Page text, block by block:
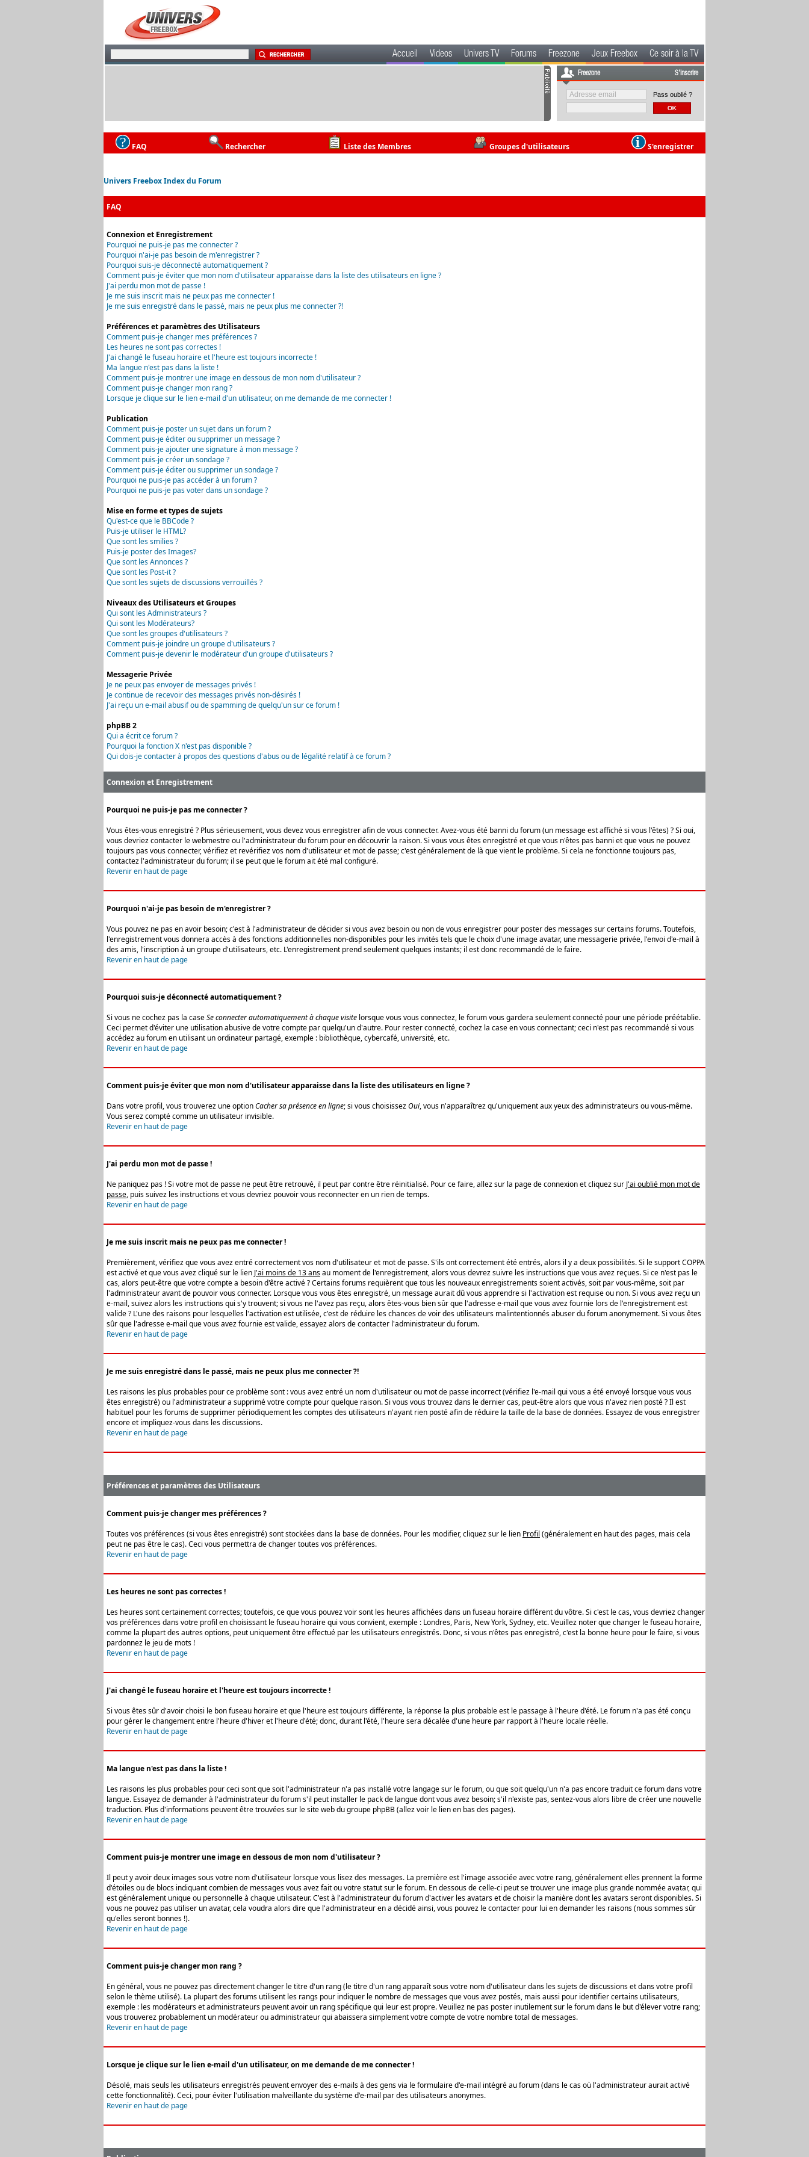
Accueil Videos Univers TV Forums Freezone Jeux Freebox Ce soir à la TV
Freezone S'inscrire
Pass oublié ?
FAQ Rechercher Liste des Membres Groupes d'utilisateurs S'enregistrer
Univers Freebox Index du Forum
FAQ
Connexion et Enregistrement
Pourquoi ne puis-je pas me connecter ?
Pourquoi n'ai-je pas besoin de m'enregistrer ?
Pourquoi suis-je déconnecté automatiquement ?
Comment puis-je éviter que mon nom d'utilisateur apparaisse dans la liste des utilisateurs en ligne ?
J'ai perdu mon mot de passe !
Je me suis inscrit mais ne peux pas me connecter !
Je me suis enregistré dans le passé, mais ne peux plus me connecter ?!
Préférences et paramètres des Utilisateurs
Comment puis-je changer mes préférences ?
Les heures ne sont pas correctes !
J'ai changé le fuseau horaire et l'heure est toujours incorrecte !
Ma langue n'est pas dans la liste !
Comment puis-je montrer une image en dessous de mon nom d'utilisateur ?
Comment puis-je changer mon rang ?
Lorsque je clique sur le lien e-mail d'un utilisateur, on me demande de me connecter !
Publication
Comment puis-je poster un sujet dans un forum ?
Comment puis-je éditer ou supprimer un message ?
Comment puis-je ajouter une signature à mon message ?
Comment puis-je créer un sondage ?
Comment puis-je éditer ou supprimer un sondage ?
Pourquoi ne puis-je pas accéder à un forum ?
Pourquoi ne puis-je pas voter dans un sondage ?
Mise en forme et types de sujets
Qu'est-ce que le BBCode ?
Puis-je utiliser le HTML?
Que sont les smilies ?
Puis-je poster des Images?
Que sont les Annonces ?
Que sont les Post-it ?
Que sont les sujets de discussions verrouillés ?
Niveaux des Utilisateurs et Groupes
Qui sont les Administrateurs ?
Qui sont les Modérateurs?
Que sont les groupes d'utilisateurs ?
Comment puis-je joindre un groupe d'utilisateurs ?
Comment puis-je devenir le modérateur d'un groupe d'utilisateurs ?
Messagerie Privée
Je ne peux pas envoyer de messages privés !
Je continue de recevoir des messages privés non-désirés !
J'ai reçu un e-mail abusif ou de spamming de quelqu'un sur ce forum !
phpBB 2
Qui a écrit ce forum ?
Pourquoi la fonction X n'est pas disponible ?
Qui dois-je contacter à propos des questions d'abus ou de légalité relatif à ce forum ?
Connexion et Enregistrement
Pourquoi ne puis-je pas me connecter ?
Vous êtes-vous enregistré ? Plus sérieusement, vous devez vous enregistrer afin de vous connecter. Avez-vous été banni du forum (un message est affiché si vous l'êtes) ? Si oui,
vous devriez contacter le webmestre ou l'administrateur du forum pour en découvrir la raison. Si vous vous êtes enregistré et que vous n'êtes pas banni et que vous ne pouvez
toujours pas vous connecter, vérifiez et revérifiez vos nom d'utilisateur et mot de passe; c'est généralement de là que vient le problème. Si cela ne fonctionne toujours pas,
contactez l'administrateur du forum; il se peut que le forum ait été mal configuré.
Revenir en haut de page
Pourquoi n'ai-je pas besoin de m'enregistrer ?
Vous pouvez ne pas en avoir besoin; c'est à l'administrateur de décider si vous avez besoin ou non de vous enregistrer pour poster des messages sur certains forums. Toutefois,
l'enregistrement vous donnera accès à des fonctions additionnelles non-disponibles pour les invités tels que le choix d'une image avatar, une messagerie privée, l'envoi d'e-mail à
des amis, l'inscription à un groupe d'utilisateurs, etc. L'enregistrement prend seulement quelques instants; il est donc recommandé de le faire.
Revenir en haut de page
Pourquoi suis-je déconnecté automatiquement ?
Si vous ne cochez pas la caseSe connecter automatiquement à chaque visite lorsque vous vous connectez, le forum vous gardera seulement connecté pour une période préétablie.
Ceci permet d'éviter une utilisation abusive de votre compte par quelqu'un d'autre. Pour rester connecté, cochez la case en vous connectant; ceci n'est pas recommandé si vous
accédez au forum en utilisant un ordinateur partagé, exemple : bibliothèque, cybercafé, université, etc.
Revenir en haut de page
Comment puis-je éviter que mon nom d'utilisateur apparaisse dans la liste des utilisateurs en ligne ?
Dans votre profil, vous trouverez une optionCacher sa présence en ligne; si vous choisissezOui, vous n'apparaîtrez qu'uniquement aux yeux des administrateurs ou vous-même.
Vous serez compté comme un utilisateur invisible.
Revenir en haut de page
J'ai perdu mon mot de passe !
Ne paniquez pas ! Si votre mot de passe ne peut être retrouvé, il peut par contre être réinitialisé. Pour ce faire, allez sur la page de connexion et cliquez sur J'ai oublié mon mot de
passe, puis suivez les instructions et vous devriez pouvoir vous reconnecter en un rien de temps.
Revenir en haut de page
Je me suis inscrit mais ne peux pas me connecter !
Premièrement, vérifiez que vous avez entré correctement vos nom d'utilisateur et mot de passe. S'ils ont correctement été entrés, alors il y a deux possibilités. Si le support COPPA
est activé et que vous avez cliqué sur le lien J'ai moins de 13 ansau moment de l'enregistrement, alors vous devrez suivre les instructions que vous avez reçues. Si ce n'est pas le
cas, alors peut-être que votre compte a besoin d'être activé ? Certains forums requièrent que tous les nouveaux enregistrements soient activés, soit par vous-même, soit par
l'administrateur avant de pouvoir vous connecter. Lorsque vous vous êtes enregistré, un message aurait dû vous apprendre si l'activation est requise ou non. Si vous avez reçu un
e-mail, suivez alors les instructions qui s'y trouvent; si vous ne l'avez pas reçu, alors êtes-vous bien sûr que l'adresse e-mail que vous avez fournie lors de l'enregistrement est
valide ? L'une des raisons pour lesquelles l'activation est utilisée, c'est de réduire les chances de voir des utilisateurs malintentionnés abuser du forum anonymement. Si vous êtes
sûr que l'adresse e-mail que vous avez fournie est valide, essayez alors de contacter l'administrateur du forum.
Revenir en haut de page
Je me suis enregistré dans le passé, mais ne peux plus me connecter ?!
Les raisons les plus probables pour ce problème sont : vous avez entré un nom d'utilisateur ou mot de passe incorrect (vérifiez l'e-mail qui vous a été envoyé lorsque vous vous
êtes enregistré) ou l'administrateur a supprimé votre compte pour quelque raison. Si vous vous trouvez dans le dernier cas, peut-être alors que vous n'avez rien posté ? Il est
habituel pour les forums de supprimer périodiquement les comptes des utilisateurs n'ayant rien posté afin de réduire la taille de la base de données. Essayez de vous enregistrer
encore et impliquez-vous dans les discussions.
Revenir en haut de page
Préférences et paramètres des Utilisateurs
Comment puis-je changer mes préférences ?
Toutes vos préférences (si vous êtes enregistré) sont stockées dans la base de données. Pour les modifier, cliquez sur le lien Profil (généralement en haut des pages, mais cela
peut ne pas être le cas). Ceci vous permettra de changer toutes vos préférences.
Revenir en haut de page
Les heures ne sont pas correctes !
Les heures sont certainement correctes; toutefois, ce que vous pouvez voir sont les heures affichées dans un fuseau horaire différent du vôtre. Si c'est le cas, vous devriez changer
vos préférences dans votre profil en choisissant le fuseau horaire qui vous convient, exemple : Londres, Paris, New York, Sydney, etc. Veuillez noter que changer le fuseau horaire,
comme la plupart des autres options, peut uniquement être effectué par les utilisateurs enregistrés. Donc, si vous n'êtes pas enregistré, c'est la bonne heure pour le faire, si vous
pardonnez le jeu de mots !
Revenir en haut de page
J'ai changé le fuseau horaire et l'heure est toujours incorrecte !
Si vous êtes sûr d'avoir choisi le bon fuseau horaire et que l'heure est toujours différente, la réponse la plus probable est le passage à l'heure d'été. Le forum n'a pas été conçu
pour gérer le changement entre l'heure d'hiver et l'heure d'été; donc, durant l'été, l'heure sera décalée d'une heure par rapport à l'heure locale réelle.
Revenir en haut de page
Ma langue n'est pas dans la liste !
Les raisons les plus probables pour ceci sont que soit l'administrateur n'a pas installé votre langage sur le forum, ou que soit quelqu'un n'a pas encore traduit ce forum dans votre
langue. Essayez de demander à l'administrateur du forum s'il peut installer le pack de langue dont vous avez besoin; s'il n'existe pas, sentez-vous alors libre de créer une nouvelle
traduction. Plus d'informations peuvent être trouvées sur le site web du groupe phpBB (allez voir le lien en bas des pages).
Revenir en haut de page
Comment puis-je montrer une image en dessous de mon nom d'utilisateur ?
Il peut y avoir deux images sous votre nom d'utilisateur lorsque vous lisez des messages. La première est l'image associée avec votre rang, généralement elles prennent la forme
d'étoiles ou de blocs indiquant combien de messages vous avez fait ou votre statut sur le forum. En dessous de celle-ci peut se trouver une image plus grande nommée avatar, qui
est généralement unique ou personnelle à chaque utilisateur. C'est à l'administrateur du forum d'activer les avatars et de choisir la manière dont les avatars seront disponibles. Si
vous ne pouvez pas utiliser un avatar, cela voudra alors dire que l'administrateur en a décidé ainsi, vous pouvez le contacter pour lui en demander les raisons (nous sommes sûr
qu'elles seront bonnes !).
Revenir en haut de page
Comment puis-je changer mon rang ?
En général, vous ne pouvez pas directement changer le titre d'un rang (le titre d'un rang apparaît sous votre nom d'utilisateur dans les sujets de discussions et dans votre profil
selon le thème utilisé). La plupart des forums utilisent les rangs pour indiquer le nombre de messages que vous avez postés, mais aussi pour identifier certains utilisateurs,
exemple : les modérateurs et administrateurs peuvent avoir un rang spécifique qui leur est propre. Veuillez ne pas poster inutilement sur le forum dans le but d'élever votre rang;
vous trouverez probablement un modérateur ou administrateur qui abaissera simplement votre compte de votre nombre total de messages.
Revenir en haut de page
Lorsque je clique sur le lien e-mail d'un utilisateur, on me demande de me connecter !
Désolé, mais seuls les utilisateurs enregistrés peuvent envoyer des e-mails à des gens via le formulaire d'e-mail intégré au forum (dans le cas où l'administrateur aurait activé
cette fonctionnalité). Ceci, pour éviter l'utilisation malveillante du système d'e-mail par des utilisateurs anonymes.
Revenir en haut de page